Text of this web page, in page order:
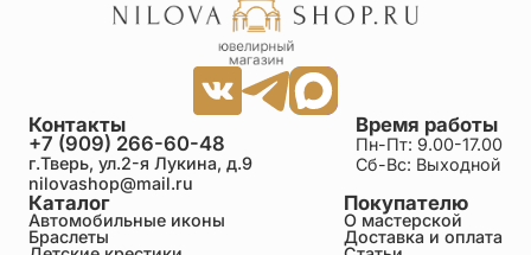
Каталог
Автомобильные иконы
Браслеты
Покупателю
О мастерской
Доставка и оплата
Время работы
Пн-Пт: 9.00-17.00
Сб-Вс: Выходной
Контакты
+7 (909) 266-60-48
г.Тверь, ул.2-я Лукина, д.9
nilovashop@mail.ru